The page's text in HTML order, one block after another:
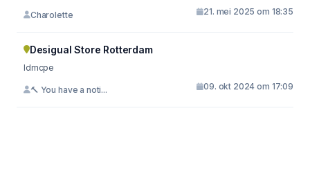
Charolette 21. mei 2025 om 18:35
Desigual Store Rotterdam
ldmcpe
🔨 You have a noti... 09. okt 2024 om 17:09